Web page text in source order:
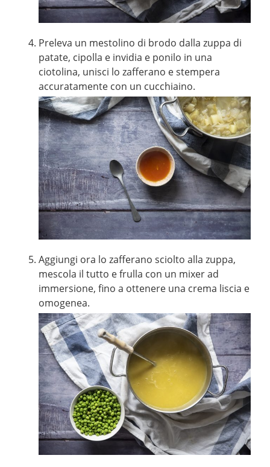
Preleva un mestolino di brodo dalla zuppa di
patate, cipolla e invidia e ponilo in una
ciotolina, unisci lo zafferano e stempera
accuratamente con un cucchiaino.
Aggiungi ora lo zafferano sciolto alla zuppa,
mescola il tutto e frulla con un mixer ad
immersione, fino a ottenere una crema liscia e
omogenea.